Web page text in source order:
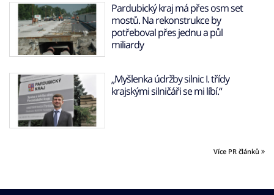
Pardubický kraj má přes osm set
mostů. Na rekonstrukce by
potřeboval přes jednu a půl
miliardy
„Myšlenka údržby silnic I. třídy
krajskými silničáři se mi líbí.“
Více PR článků